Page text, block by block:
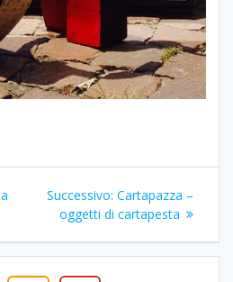
Successivo: Articolo
successivo:
Cartapazza –
oggetti di cartapesta